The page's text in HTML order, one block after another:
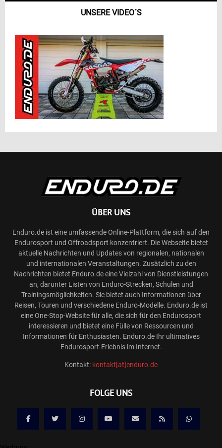
UNSERE VIDEO´S
ÜBER UNS
Enduro.de ist eine umfassende Online-Plattform, die sich auf den
Endurosport und Offroadsport konzentriert. Die Webseite bietet
aktuelle Nachrichten und Updates von regionalen, nationalen
und internationalen Veranstaltungen. Zusätzlich zu den
Nachrichten bietet Enduro.de eine Vielzahl von Dienstleistungen
an, darunter Listen von Enduro-Strecken, Schulen und
Trainingsmöglichkeiten. Sie bietet auch Informationen über
Reisen, Touren und verschiedene Enduro-Modelle. Enduro.de ist
eine One-Stop-Website für alle, die sich für den Endurosport
interessieren und bietet eine Fülle von Ressourcen und
Informationen für Enthusiasten. Enduro.de Ihr ultimatives
Endurosport-Erlebnis im Internet.
Kontakt: kontakt[at]enduro.de
FOLGE UNS